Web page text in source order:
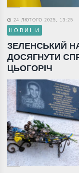
24 ЛЮТОГО 2025, 13:25
НОВИНИ
ЗЕЛЕНСЬКИЙ
ДОСЯГНУТИ
ЦЬОГОРІЧ